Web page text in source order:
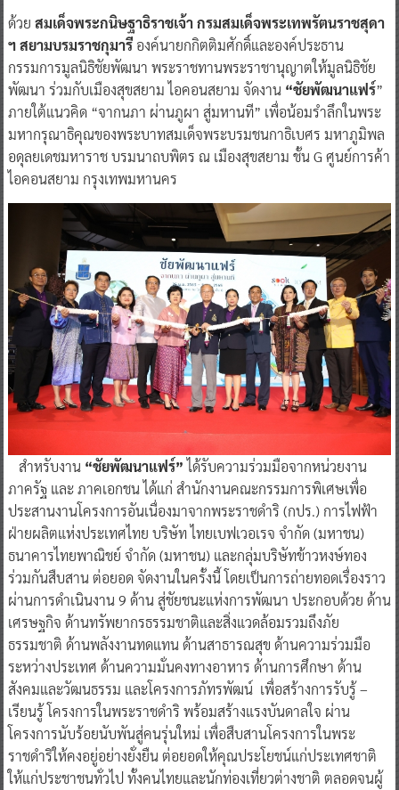
ด้วย สมเด็จพระกนิษฐาธิราชเจ้า กรมสมเด็จพระเทพรัตนราชสุดา
ฯ สยามบรมราชกุมารีองค์นายกกิตติมศักดิ์และองค์ประธาน
กรรมการมูลนิธิชัยพัฒนา พระราชทานพระราชานุญาตให้มูลนิธิชัย
พัฒนา ร่วมกับเมืองสุขสยาม ไอคอนสยาม จัดงาน “ชัยพัฒนาแฟร์”
ภายใต้แนวคิด “จากนภา ผ่านภูผา สู่มหานที” เพื่อน้อมรำลึกในพระ
มหากรุณาธิคุณของพระบาทสมเด็จพระบรมชนกาธิเบศร มหาภูมิพล
อดุลยเดชมหาราช บรมนาถบพิตร ณ เมืองสุขสยาม ชั้น G ศูนย์การค้า
ไอคอนสยาม กรุงเทพมหานคร
สำหรับงาน “ชัยพัฒนาแฟร์”ได้รับความร่วมมือจากหน่วยงาน
ภาครัฐ และ ภาคเอกชน ได้แก่ สำนักงานคณะกรรมการพิเศษเพื่อ
ประสานงานโครงการอันเนื่องมาจากพระราชดำริ (กปร.) การไฟฟ้า
ฝ่ายผลิตแห่งประเทศไทย บริษัท ไทยเบฟเวอเรจ จำกัด (มหาชน)
ธนาคารไทยพาณิชย์ จำกัด (มหาชน) และกลุ่มบริษัทข้าวหงษ์ทอง
ร่วมกันสืบสาน ต่อยอด จัดงานในครั้งนี้ โดยเป็นการถ่ายทอดเรื่องราว
ผ่านการดำเนินงาน 9 ด้าน สู่ชัยชนะแห่งการพัฒนา ประกอบด้วย ด้าน
เศรษฐกิจ ด้านทรัพยากรธรรมชาติและสิ่งแวดล้อมรวมถึงภัย
ธรรมชาติ ด้านพลังงานทดแทน ด้านสาธารณสุข ด้านความร่วมมือ
ระหว่างประเทศ ด้านความมั่นคงทางอาหาร ด้านการศึกษา ด้าน
สังคมและวัฒนธรรม และโครงการภัทรพัฒน์ เพื่อสร้างการรับรู้ –
เรียนรู้ โครงการในพระราชดำริ พร้อมสร้างแรงบันดาลใจ ผ่าน
โครงการนับร้อยนับพันสู่คนรุ่นใหม่ เพื่อสืบสานโครงการในพระ
ราชดำริให้คงอยู่อย่างยั่งยืน ต่อยอดให้คุณประโยชน์แก่ประเทศชาติ
ให้แก่ประชาชนทั่วไป ทั้งคนไทยและนักท่องเที่ยวต่างชาติ ตลอดจนผู้